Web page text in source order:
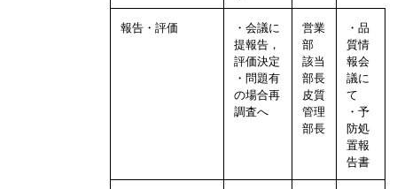
報告・評価
・会議に
提報告，
評価決定
・問題有
の場合再
調査へ
営業
部
該当
部長
皮質
管理
部長
・品
質情
報会
議に
て
・予
防処
置報
告書